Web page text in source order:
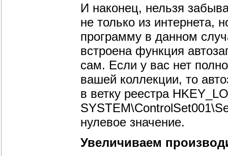
И наконец, нельзя
не только из интернета,
программу в данном
встроена функция
сам. Если у вас нет
вашей коллекции, то
в ветку реестра
нулевое значение.
Увеличиваем